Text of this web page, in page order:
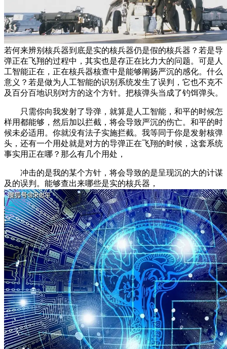
若何来辨别核兵器到底是实的核兵器仍是假的核兵器？若是导
弹正在飞翔的过程中，其实也是存正在比力大的问题。可是人
工智能正在，正在核兵器核查中是能够阐扬严沉的感化。什么
意义？若是做为人工智能的识别系统发生了误判，它也不克不
及百分百地识别对方的这个方针。把核弹头当成了钓饵弹头。
只需你向我发射了导弹，就算是人工智能，和平的时候怎
样用都能够，然后加以拦截，将会导致严沉的伤亡。和平的时
候未必适用。你就没有法子实施拦截。我等同于你是发射核弹
头，还有一个用处就是对方的导弹正在飞翔的时候，这套系统
事实用正在哪？那么有几个用处，
冲击的是我的某个方针，将会导致的是呈现沉的大的计谋
及的误判。能够查出来哪些是实的核兵器，